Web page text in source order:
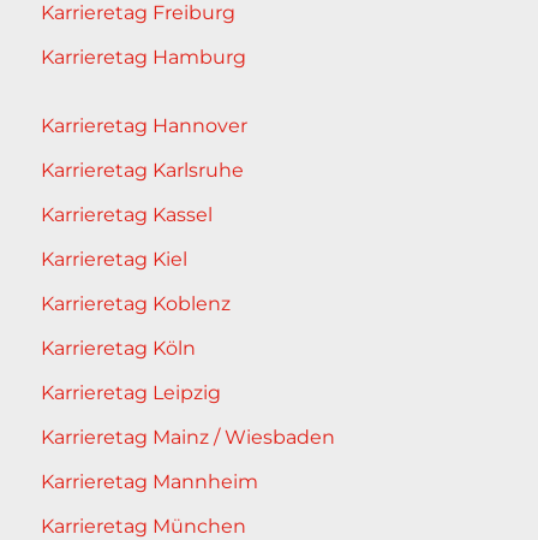
Karrieretag Freiburg
Karrieretag Hamburg
Karrieretag Hannover
Karrieretag Karlsruhe
Karrieretag Kassel
Karrieretag Kiel
Karrieretag Koblenz
Karrieretag Köln
Karrieretag Leipzig
Karrieretag Mainz / Wiesbaden
Karrieretag Mannheim
Karrieretag München